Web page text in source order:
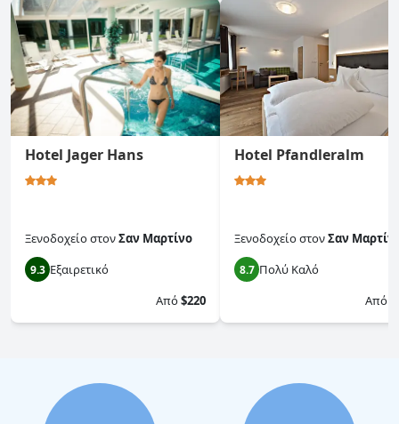
Hotel Jager Hans
ΞενοδοχείοστονΣαν Μαρτίνο
9.3 Εξαιρετικό
Από$220
Hotel Pfandleralm
ΞενοδοχείοστονΣαν
8.7 Πολύ Καλό
Από